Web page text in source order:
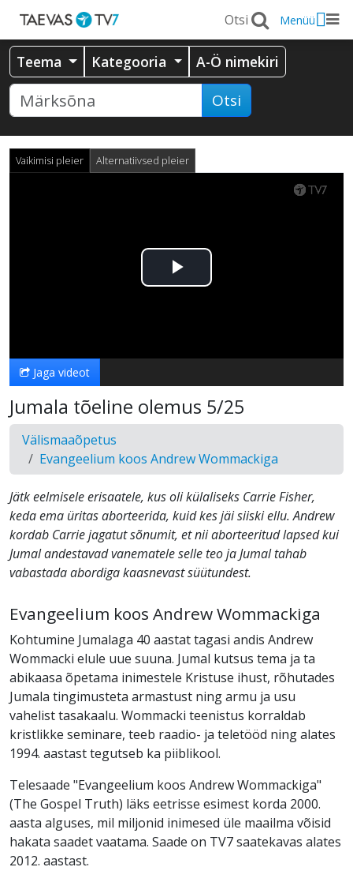
Menüü
Teema Kategooria A-Ö nimekiri
Otsi
Vaikimisi pleier Alternatiivsed pleier
Esita
Jaga videot
Jumala tõeline olemus 5/25
Välismaaõpetus
Evangeelium koos Andrew Wommackiga
Jätk eelmisele erisaatele, kus oli külaliseks Carrie Fisher,
keda ema üritas aborteerida, kuid kes jäi siiski ellu. Andrew
kordab Carrie jagatut sõnumit, et nii aborteeritud lapsed kui
Jumal andestavad vanematele selle teo ja Jumal tahab
vabastada abordiga kaasnevast süütundest.
Evangeelium koos Andrew Wommackiga
Kohtumine Jumalaga 40 aastat tagasi andis Andrew
Wommacki elule uue suuna. Jumal kutsus tema ja ta
abikaasa õpetama inimestele Kristuse ihust, rõhutades
Jumala tingimusteta armastust ning armu ja usu
vahelist tasakaalu. Wommacki teenistus korraldab
kristlikke seminare, teeb raadio- ja teletööd ning alates
1994. aastast tegutseb ka piiblikool.
Telesaade "Evangeelium koos Andrew Wommackiga"
(The Gospel Truth) läks eetrisse esimest korda 2000.
aasta alguses, mil miljonid inimesed üle maailma võisid
hakata saadet vaatama. Saade on TV7 saatekavas alates
2012. aastast.